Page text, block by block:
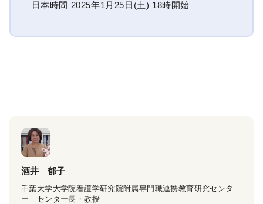
日本時間 2025年1月25日(土) 18時開始
酒井 郁子
千葉大学大学院看護学研究院附属専門職連携教育研究センタ
ー センター長・教授